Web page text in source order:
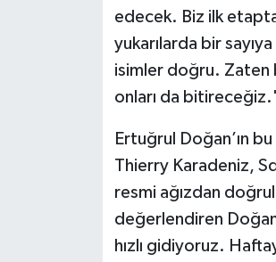
edecek. Biz ilk
yukarılarda bir
isimler doğru. Zaten
onları da
Ertuğrul Doğan’ın
Thierry Karadeniz,
resmi ağızdan
değerlendiren
hızlı gidiyoruz.
TARİHTE BUGÜN
TEKNOLOJİ